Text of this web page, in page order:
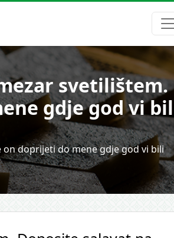
svetilištem.
gdje god vi
on doprijeti do mene gdje god vi bili